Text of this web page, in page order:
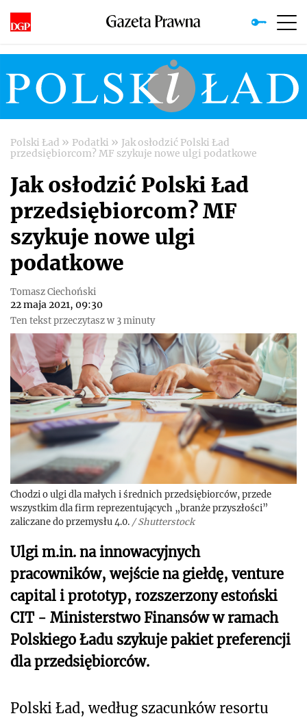
Polski Ład » Podatki » Jak osłodzić Polski Ład
przedsiębiorcom? MF szykuje nowe ulgi podatkowe
Jak osłodzić Polski Ład
przedsiębiorcom? MF
szykuje nowe ulgi
podatkowe
Tomasz Ciechoński
22 maja 2021, 09:30
Ten tekst przeczytasz w 3 minuty
Chodzi o ulgi dla małych i średnich przedsiębiorców, przede
wszystkim dla firm reprezentujących „branże przyszłości”
zaliczane do przemysłu 4.0. / Shutterstock
Ulgi m.in. na innowacyjnych
pracowników, wejście na giełdę, venture
capital i prototyp, rozszerzony estoński
CIT - Ministerstwo Finansów w ramach
Polskiego Ładu szykuje pakiet preferencji
dla przedsiębiorców.
Polski Ład, według szacunków resortu